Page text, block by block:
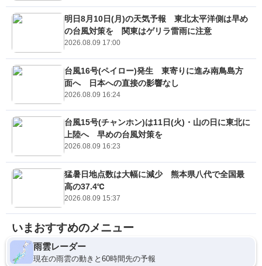
明日8月10日(月)の天気予報 東北太平洋側は早め
の台風対策を 関東はゲリラ雷雨に注意
2026.08.09 17:00
台風16号(ペイロー)発生 東寄りに進み南鳥島方
面へ 日本への直接の影響なし
2026.08.09 16:24
台風15号(チャンホン)は11日(火)・山の日に東北に
上陸へ 早めの台風対策を
2026.08.09 16:23
猛暑日地点数は大幅に減少 熊本県八代で全国最
高の37.4℃
2026.08.09 15:37
いまおすすめのメニュー
雨雲レーダー
現在の雨雲の動きと60時間先の予報